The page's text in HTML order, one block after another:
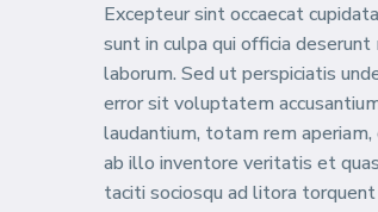
Excepteur sint occaecat
sunt in culpa qui officia
laborum. Sed ut perspiciatis
error sit voluptatem
laudantium, totam rem aperiam,
ab illo inventore veritatis et
taciti sociosqu ad litora torquent